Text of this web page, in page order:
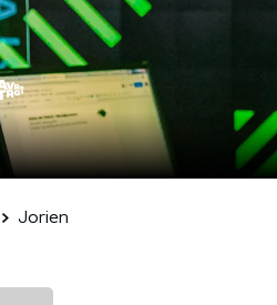
Jorien